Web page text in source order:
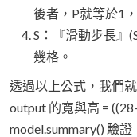
後者，P就等於1
S：『滑動步長』
幾格。
透過以上公式，我們
output 的寬與高 =
model.summary() 驗